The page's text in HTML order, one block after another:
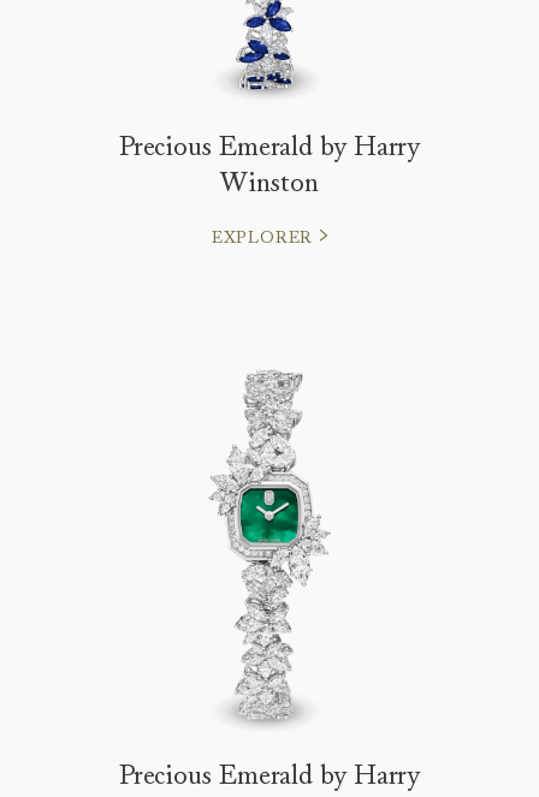
Precious Emerald by Harry
Winston
EXPLORER
Precious Emerald by Harry